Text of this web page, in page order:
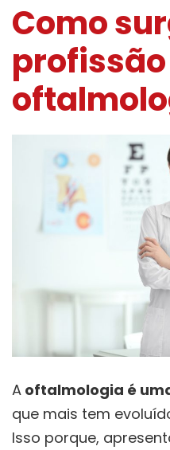
Como
profissão
A oftalmologia é
que mais tem
Isso porque,